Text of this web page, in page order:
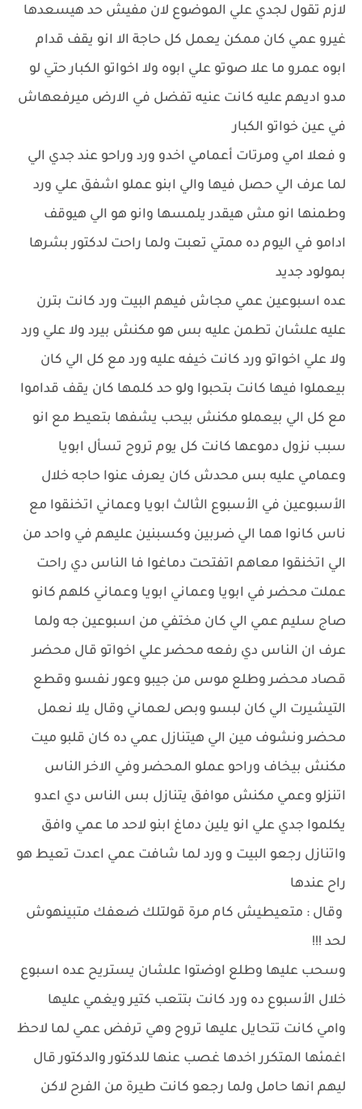
لازم تقول لجدي علي الموضوع لان مفيش حد هيسعدها
غيرو عمي كان ممكن يعمل كل حاجة الا انو يقف قدام
ابوه عمرو ما علا صوتو علي ابوه ولا اخواتو الكبار حتي لو
مدو اديهم عليه كانت عنيه تفضل في الارض ميرفعهاش
في عين خواتو الكبار
و فعلا امي ومرتات أعمامي اخدو ورد وراحو عند جدي الي
لما عرف الي حصل فيها والي ابنو عملو اشفق علي ورد
وطمنها انو مش هيقدر يلمسها وانو هو الي هيوقف
ادامو في اليوم ده ممتي تعبت ولما راحت لدكتور بشرها
بمولود جديد
عده اسبوعين عمي مجاش فيهم البيت ورد كانت بترن
عليه علشان تطمن عليه بس هو مكنش بيرد ولا علي ورد
ولا علي اخواتو ورد كانت خيفه عليه ورد مع كل الي كان
بيعملوا فيها كانت بتحبوا ولو حد كلمها كان يقف قداموا
مع كل الي بيعملو مكنش بيحب يشفها بتعيط مع انو
سبب نزول دموعها كانت كل يوم تروح تسأل ابويا
وعمامي عليه بس محدش كان يعرف عنوا حاجه خلال
الأسبوعين في الأسبوع الثالث ابويا وعماني اتخنقوا مع
ناس كانوا هما الي ضربين وكسبنين عليهم في واحد من
الي اتخنقوا معاهم اتفتحت دماغوا فا الناس دي راحت
عملت محضر في ابويا وعماني ابويا وعماني كلهم كانو
صاج سليم عمي الي كان مختفي من اسبوعين جه ولما
عرف ان الناس دي رفعه محضر علي اخواتو قال محضر
قصاد محضر وطلع موس من جيبو وعور نفسو وقطع
التيشيرت الي كان لبسو وبص لعماني وقال يلا نعمل
محضر ونشوف مين الي هيتنازل عمي ده كان قلبو ميت
مكنش بيخاف وراحو عملو المحضر وفي الاخر الناس
اتنزلو وعمي مكنش موافق يتنازل بس الناس دي اعدو
يكلموا جدي علي انو يلين دماغ ابنو لاحد ما عمي وافق
واتنازل رجعو البيت و ورد لما شافت عمي اعدت تعيط هو
راح عندها
وقال : متعيطيش كام مرة قولتلك ضعفك متبينهوش
لحد !!!
وسحب عليها وطلع اوضتوا علشان يستريح عده اسبوع
خلال الأسبوع ده ورد كانت بتتعب كتير ويغمي عليها
وامي كانت تتحايل عليها تروح وهي ترفض عمي لما لاحظ
اغمئها المتكرر اخدها غصب عنها للدكتور والدكتور قال
ليهم انها حامل ولما رجعو كانت طيرة من الفرح لاكن